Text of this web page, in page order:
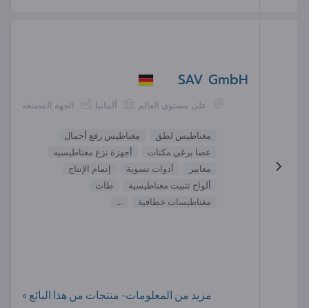
SAV GmbH
الجهة المصنعة ألمانيا على مستوى العالم
مغناطيس لطق
مغناطيس رفع أحمال
عصا برغي مكنات
أجهزة نزع مغناطيسية
معايير
أدوات تسوية
إتمام الإنتاج
ألواح تثبيت مغناطيسية
طات
مغناطيسات خطافية
...
مزيد من المعلومات- منتجات من هذا البائع »